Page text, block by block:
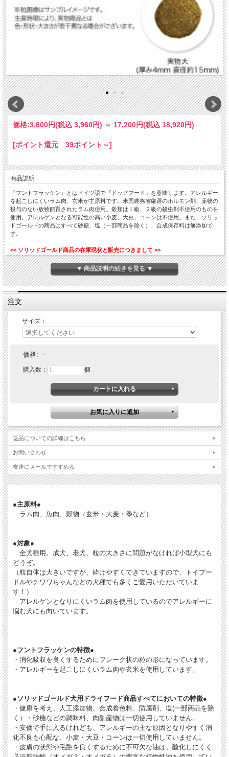
価格:3,600円(税込 3,960円) ～ 17,200円(税込 18,920円)
[ポイント還元 39ポイント～]
商品説明
『フントフラッケン』とはドイツ語で『ドッグフード』を意味します。アレルギー
を起こしにくいラム肉、玄米が主原料です。米国農務省厳選のホルモン剤、薬物の
投与のない放牧飼育されたラム肉使用。穀類は１級、２級の殺虫剤不使用のものを
使用。アレルゲンとなる可能性の高い小麦、大豆、コーンは不使用。また、ソリッ
ドゴールドの商品はすべて砂糖、塩（一部商品を除く）、合成保存料は無添加で
す。
<< ソリッドゴールド商品の在庫現状と販売につきまして >>
＊＊2026.6.16.在庫状況更新＊＊
フントフラッケン 全て通常販売です。
＋＋＋
コロナの影響が度々ある2021年～2023年となっておりましたが、 当ショップで継
サイズの変更やローリングストックのご協力に感謝しています。
＊自然災害も増えています。もしまだの飼い主様には、数か月程度のローリングス
＊ご予約などありましたらお気軽にお申し付けください。
出来るだけの対応をさせていただきます。
ご購入前に、下記のご購入前にご確認いただきたいことも参照願います。
専用販売に切り替える場合がございます。商品ページの更新が間に合わず、ご購入
お手続きいただいてからのご案内となる場合もございます。 何卒ご了承願いま
・短い期間での複数回購入はご遠慮ください。
・賞味期限は予告なく変更になる場合があります。
ク無しです。
パッケージにシワが目立つこともありますが、総輸入元ＫＭＴからの正規品で通常
販売品です。
＊小型犬種に与える場合のご質問をいただくことがあります。
平たい粒状ですのでそのまま食べられる子もいますし、砕けやすい形状ですので飼
い主様が先に砕いて与えていらっしゃる場合もあるようです。
各々の子に合わせて、飼い主様が適切にご対応していただけますようにお願いいた
1.8 kg
￥3,960
通常販売 賞味期限 2027.10.8.
10.9kg
￥18,920 通常販売
▼ご購入の際は、商品画像の右横にある【サイズ】からご希望のサイズ・商品をお
選びいただき、
【カートへ入れる】をクリックしてください。
※メインの商品パッケージの画像は、旧来品（左側画像）と現行商品（右側画像）
と両方をご確認いただけるものを掲載しております。サブ画像でそれ以前のパッケ
ージもご確認いただけます。
▼ 商品説明の続きを見る ▼
注文
サイズ：
価格: －
購入数： 個
返品についての詳細はこちら
お問い合わせ
友達にメールですすめる
●主原料●
ラム肉、魚肉、穀物（玄米・大麦・黍など）
●対象●
全犬種用。成犬、老犬、粒の大きさに問題がなければ小型犬にも
どうぞ。
（粒自体は大きいですが、砕けやすくできていますので、トイプー
ドルやチワワちゃんなどの犬種でも多くご愛用いただいていま
す！）
アレルゲンとなりにくいラム肉を使用しているのでアレルギーに
悩む犬にも向いています。
●フントフラッケンの特徴●
・消化吸収を良くするためにフレーク状の粒の形になっています。
・アレルギーを起こしにくいラム肉や玄米を使用しています。
●ソリッドゴールド犬用ドライフード商品すべてにおいての特徴●
・健康を考え、人工添加物、合成着色料、防腐剤、塩(一部商品を除
く）・砂糖などの調味料、肉副産物は一切使用していません。
・安価で手に入るけれども、アレルギーの主な原因となりやすく消
化不良も心配な、小麦・大豆・コーンは一切使用していません。
・皮膚の状態や毛艶を良くするために不可欠な油は、酸化しにくく